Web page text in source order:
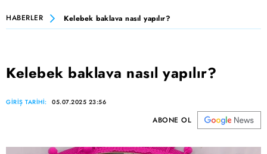
HABERLER Kelebek baklava nasıl yapılır?
Kelebek baklava nasıl yapılır?
GİRİŞ TARİHİ: 05.07.2025 23:56
ABONE OL